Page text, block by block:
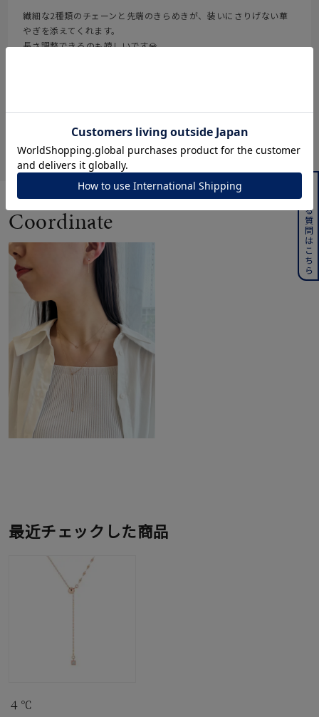
繊細な2種類のチェーンと先端のきらめきが、装いにさりげない華
やぎを添えてくれます。
長さ調整できるのも嬉しいです💎
絞り込み 表示：新しい順
Coordinate
最近チェックした商品
４℃
よくある質問はこちら